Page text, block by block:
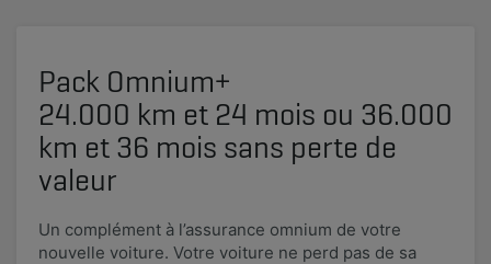
Pack Omnium+
24.000 km et 24 mois ou 36.000
km et 36 mois sans perte de
valeur
Un complément à l’assurance omnium de votre
nouvelle voiture. Votre voiture ne perd pas de sa